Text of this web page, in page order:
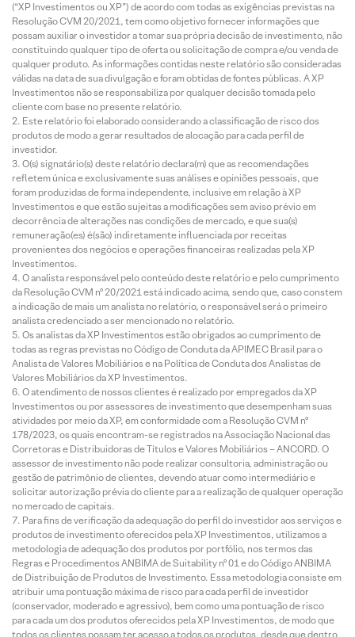
(“XP Investimentos ou XP”) de acordo com todas as exigências previstas na
Resolução CVM 20/2021, tem como objetivo fornecer informações que
possam auxiliar o investidor a tomar sua própria decisão de investimento, não
constituindo qualquer tipo de oferta ou solicitação de compra e/ou venda de
qualquer produto. As informações contidas neste relatório são consideradas
válidas na data de sua divulgação e foram obtidas de fontes públicas. A XP
Investimentos não se responsabiliza por qualquer decisão tomada pelo
cliente com base no presente relatório.
Este relatório foi elaborado considerando a classificação de risco dos
produtos de modo a gerar resultados de alocação para cada perfil de
investidor.
O(s) signatário(s) deste relatório declara(m) que as recomendações
refletem única e exclusivamente suas análises e opiniões pessoais, que
foram produzidas de forma independente, inclusive em relação à XP
Investimentos e que estão sujeitas a modificações sem aviso prévio em
decorrência de alterações nas condições de mercado, e que sua(s)
remuneração(es) é(são) indiretamente influenciada por receitas
provenientes dos negócios e operações financeiras realizadas pela XP
Investimentos.
O analista responsável pelo conteúdo deste relatório e pelo cumprimento
da Resolução CVM nº 20/2021 está indicado acima, sendo que, caso constem
a indicação de mais um analista no relatório, o responsável será o primeiro
analista credenciado a ser mencionado no relatório.
Os analistas da XP Investimentos estão obrigados ao cumprimento de
todas as regras previstas no Código de Conduta da APIMEC Brasil para o
Analista de Valores Mobiliários e na Política de Conduta dos Analistas de
Valores Mobiliários da XP Investimentos.
O atendimento de nossos clientes é realizado por empregados da XP
Investimentos ou por assessores de investimento que desempenham suas
atividades por meio da XP, em conformidade com a Resolução CVM nº
178/2023, os quais encontram-se registrados na Associação Nacional das
Corretoras e Distribuidoras de Títulos e Valores Mobiliários – ANCORD. O
assessor de investimento não pode realizar consultoria, administração ou
gestão de patrimônio de clientes, devendo atuar como intermediário e
solicitar autorização prévia do cliente para a realização de qualquer operação
no mercado de capitais.
Para fins de verificação da adequação do perfil do investidor aos serviços e
produtos de investimento oferecidos pela XP Investimentos, utilizamos a
metodologia de adequação dos produtos por portfólio, nos termos das
Regras e Procedimentos ANBIMA de Suitability nº 01 e do Código ANBIMA
de Distribuição de Produtos de Investimento. Essa metodologia consiste em
atribuir uma pontuação máxima de risco para cada perfil de investidor
(conservador, moderado e agressivo), bem como uma pontuação de risco
para cada um dos produtos oferecidos pela XP Investimentos, de modo que
todos os clientes possam ter acesso a todos os produtos, desde que dentro